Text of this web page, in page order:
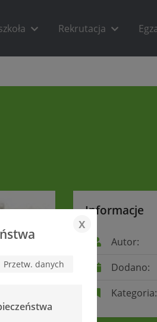
Rekrutacja
Informacje
Autor:
Dodano:
Kategoria:
x
Przetw. danych